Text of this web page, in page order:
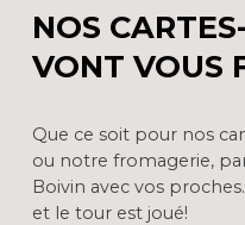
NOS
VONT VOUS
Que ce soit pour nos
ou notre fromagerie,
Boivin avec vos
et le tour est joué!